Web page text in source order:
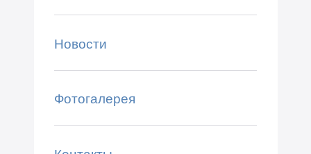
Новости
Фотогалерея